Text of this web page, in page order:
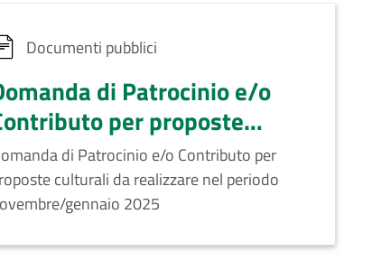
Documenti pubblici
di Patrocinio e/o
per proposte
da realizzare nel
novembre/gennaio
di Patrocinio e/o Contributo per
culturali da realizzare nel periodo
gennaio 2025